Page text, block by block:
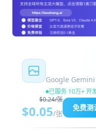
Google
已服务 10万+ 开
$0.24/张
$0.05/张
免费测